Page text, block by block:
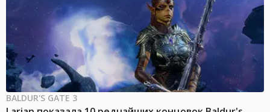
BALDUR'S GATE 3